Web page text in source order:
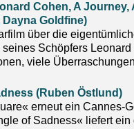
Cohen, A Journey,
Dayna Goldfine)
über die
seines Schöpfers
viele
(Ruben Östlund)
erneut ein Cannes-
of Sadness« liefert